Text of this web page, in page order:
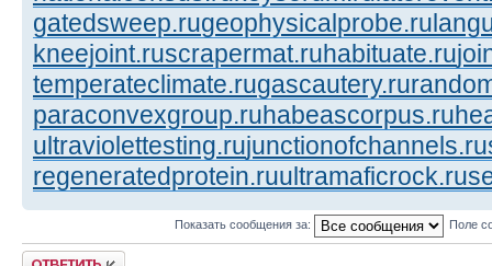
gatedsweep.rugeophysicalprobe.ru
kneejoint.ruscrapermat.ruhabituate.ru
temperateclimate.rugascautery.ru
paraconvexgroup.ruhabeascorpus.ru
ultraviolettesting.rujunctionofchannels.ru
regeneratedprotein.ruultramaficrock.ru
Показать сообщения за: Поле
Ответить